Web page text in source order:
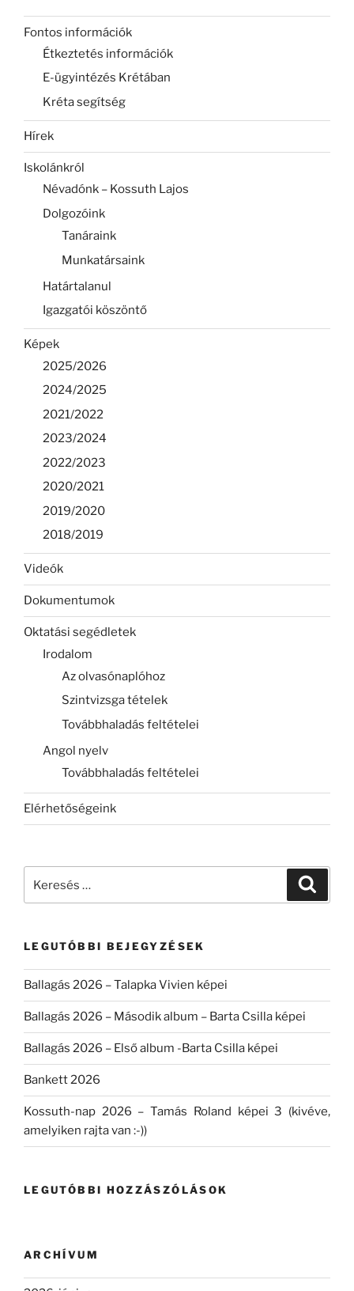
Fontos információk
Étkeztetés információk
E-ügyintézés Krétában
Kréta segítség
Hírek
Iskolánkról
Névadónk – Kossuth Lajos
Dolgozóink
Tanáraink
Munkatársaink
Határtalanul
Igazgatói köszöntő
Képek
2025/2026
2024/2025
2021/2022
2023/2024
2022/2023
2020/2021
2019/2020
2018/2019
Videók
Dokumentumok
Oktatási segédletek
Irodalom
Az olvasónaplóhoz
Szintvizsga tételek
Továbbhaladás feltételei
Angol nyelv
Továbbhaladás feltételei
Elérhetőségeink
LEGUTÓBBI BEJEGYZÉSEK
Ballagás 2026 – Talapka Vivien képei
Ballagás 2026 – Második album – Barta Csilla képei
Ballagás 2026 – Első album -Barta Csilla képei
Bankett 2026
Kossuth-nap 2026 – Tamás Roland képei 3 (kivéve,
amelyiken rajta van :-))
LEGUTÓBBI HOZZÁSZÓLÁSOK
ARCHÍVUM